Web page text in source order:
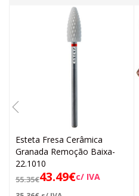
Esteta Fresa Cerâmica
Granada Remoção Baixa-
22.1010
55.35€43.49€c/ IVA